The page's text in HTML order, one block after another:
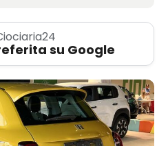
su Google